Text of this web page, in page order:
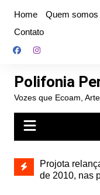
conteúdo
Home Quem somos
Contato
Polifonia
Vozes que Ecoam,
de 2010, nas
Farofa